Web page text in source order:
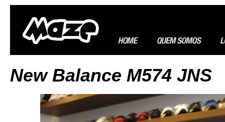
New Balance M574 JNS